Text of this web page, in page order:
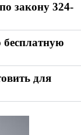
закону 324-
для